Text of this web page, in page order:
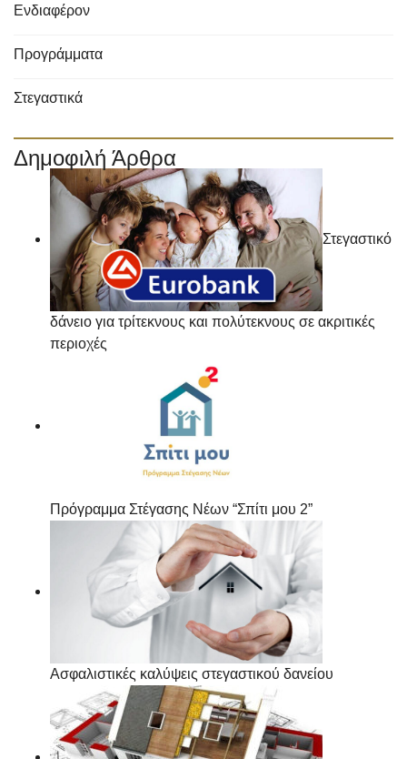
Ενδιαφέρον
Προγράμματα
Στεγαστικά
Δημοφιλή Άρθρα
Στεγαστικό
δάνειο για τρίτεκνους και πολύτεκνους σε ακριτικές
περιοχές
Πρόγραμμα Στέγασης Νέων “Σπίτι μου 2”
Ασφαλιστικές καλύψεις στεγαστικού δανείου